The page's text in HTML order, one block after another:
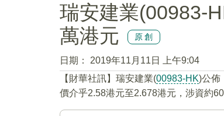
瑞安建業(00983-
萬港元
原創
日期：
2019年11月11日 上午9:04
【財華社訊】瑞安建業(00983-HK)公佈
價介乎2.58港元至2.678港元，涉資約